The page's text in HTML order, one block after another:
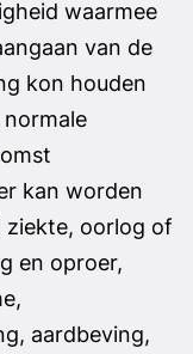
waarmee
van de
kon houden
kan worden
ziekte, oorlog of
en oproer,
aardbeving,